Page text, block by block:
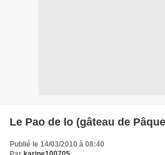
Le Pao de lo (gâteau de
Publié le 14/03/2010 à 08:40